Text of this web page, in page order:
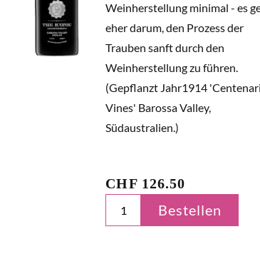
Weinherstellung minimal - es
eher darum, den Prozess der
Trauben sanft durch den
Weinherstellung zu führen.
(Gepflanzt Jahr1914
Vines' Barossa Valley,
Südaustralien.)
CHF 126.50
Bestellen